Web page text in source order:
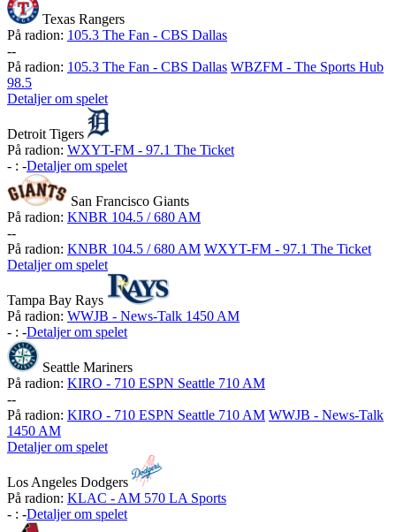
Texas Rangers
På radion: 105.3 The Fan - CBS Dallas
--
På radion: 105.3 The Fan - CBS Dallas WBZFM - The Sports Hub
98.5
Detaljer om spelet
Detroit Tigers
På radion: WXYT-FM - 97.1 The Ticket
- : -Detaljer om spelet
San Francisco Giants
På radion: KNBR 104.5 / 680 AM
--
På radion: KNBR 104.5 / 680 AM WXYT-FM - 97.1 The Ticket
Detaljer om spelet
Tampa Bay Rays
På radion: WWJB - News-Talk 1450 AM
- : -Detaljer om spelet
Seattle Mariners
På radion: KIRO - 710 ESPN Seattle 710 AM
--
På radion: KIRO - 710 ESPN Seattle 710 AM WWJB - News-Talk
1450 AM
Detaljer om spelet
Los Angeles Dodgers
På radion: KLAC - AM 570 LA Sports
- : -Detaljer om spelet